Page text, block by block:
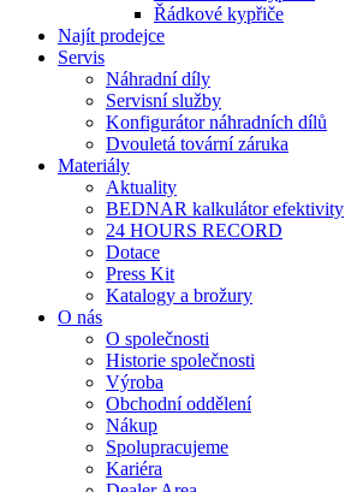
Řádkové kypřiče
Najít prodejce
Servis
Náhradní díly
Servisní služby
Konfigurátor náhradních dílů
Dvouletá tovární záruka
Materiály
Aktuality
BEDNAR kalkulátor efektivity
24 HOURS RECORD
Dotace
Press Kit
Katalogy a brožury
O nás
O společnosti
Historie společnosti
Výroba
Obchodní oddělení
Nákup
Spolupracujeme
Kariéra